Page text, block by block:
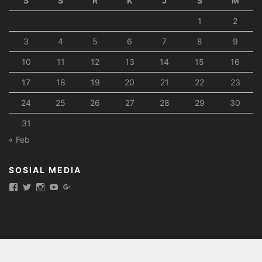
1 2
3 4 5 6 7 8 9
10 11 12 13 14 15 16
17 18 19 20 21 22 23
24 25 26 27 28 29 30
31
« Feb
SOSIAL MEDIA